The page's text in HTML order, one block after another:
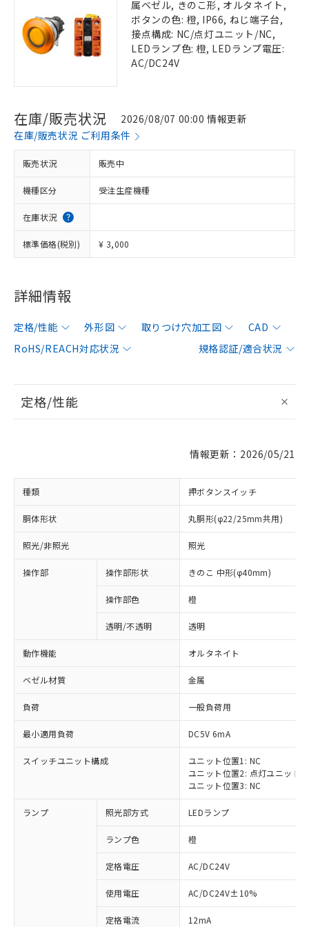
属ベゼル, きのこ形, オルタネイト,
ボタンの色: 橙, IP66, ねじ端子台,
接点構成: NC/点灯ユニット/NC,
LEDランプ色: 橙, LEDランプ電圧:
AC/DC24V
在庫/販売状況
2026/08/07 00:00 情報更新
在庫/販売状況 ご利用条件
販売状況 販売中
機種区分 受注生産機種
在庫状況
標準価格(税別) ¥ 3,000
詳細情報
定格/性能 外形図 取りつけ穴加工図
CAD
RoHS/REACH対応状況
規格認証/適合状況
定格/性能
情報更新：2026/05/21
種類 押ボタンスイッチ
胴体形状 丸胴形(φ22/25mm共用)
照光/非照光 照光
操作部 操作部形状 きのこ 中形(φ40mm)
操作部色 橙
透明/不透明 透明
動作機能 オルタネイト
ベゼル材質 金属
負荷 一般負荷用
最小適用負荷 DC5V 6mA
スイッチユニット構成
ユニット位置1: NC
ユニット位置2: 点灯ユニット
ユニット位置3: NC
ランプ 照光部方式 LEDランプ
ランプ色 橙
定格電圧 AC/DC24V
使用電圧 AC/DC24V±10%
定格電流 12mA
※1 対応状況
対応済み：EU RoHS指令（10物質）の